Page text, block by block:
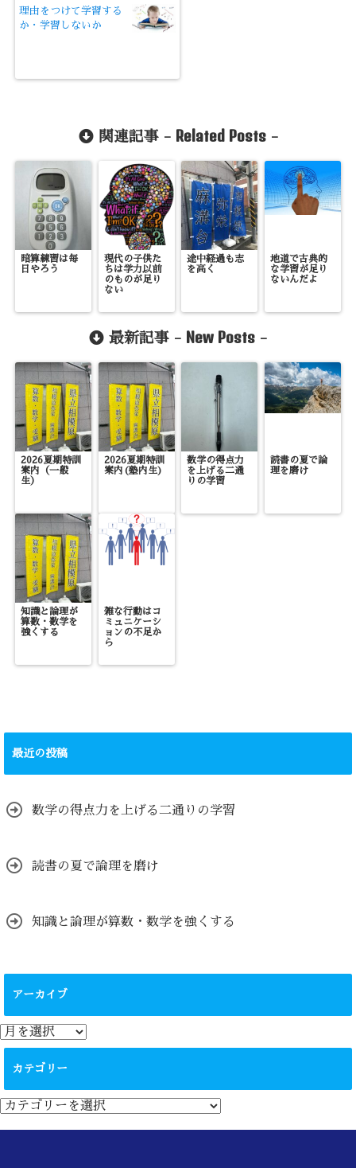
理由をつけて学習する
か・学習しないか
関連記事 - Related Posts-
暗算練習は毎
日やろう
現代の子供た
ちは学力以前
のものが足り
ない
途中経過も志
を高く
地道で古典的
な学習が足り
ないんだよ
最新記事 - New Posts -
2026夏期特訓
案内（一般
生）
2026夏期特訓
案内(塾内生)
数学の得点力
を上げる二通
りの学習
読書の夏で論
理を磨け
知識と論理が
算数・数学を
強くする
雑な行動はコ
ミュニケーシ
ョンの不足か
ら
最近の投稿
数学の得点力を上げる二通りの学習
読書の夏で論理を磨け
知識と論理が算数・数学を強くする
アーカイブ
ア
ー
カテゴリー
カ
テ
ゴ